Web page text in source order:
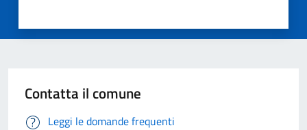
Contatta il comune
Leggi le domande frequenti